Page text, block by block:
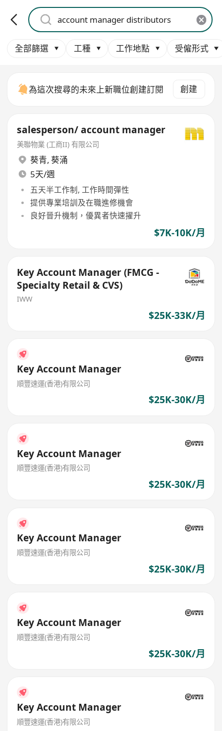
全部篩選 工種 工作地點 受僱形式
為這次搜尋的未來上新職位創建訂閱 創建
salesperson/ account manager
美聯物業 (工商II) 有限公司
葵青, 葵涌
5天/週
五天半工作制, 工作時間彈性
提供專業培訓及在職進修機會
良好晉升機制，優異者快速擢升
$7K-10K/月
Key Account Manager (FMCG -
Specialty Retail & CVS)
IWW
$25K-33K/月
Key Account Manager
順豐速運(香港)有限公司
$25K-30K/月
Key Account Manager
順豐速運(香港)有限公司
$25K-30K/月
Key Account Manager
順豐速運(香港)有限公司
$25K-30K/月
Key Account Manager
順豐速運(香港)有限公司
$25K-30K/月
Key Account Manager
順豐速運(香港)有限公司